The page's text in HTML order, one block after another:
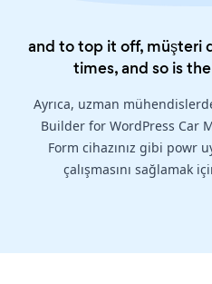
and to top it off, müşteri
times, and so is the
Ayrıca, uzman
Builder for WordPress Car
Form cihazınız gibi powr
çalışmasını sağlamak